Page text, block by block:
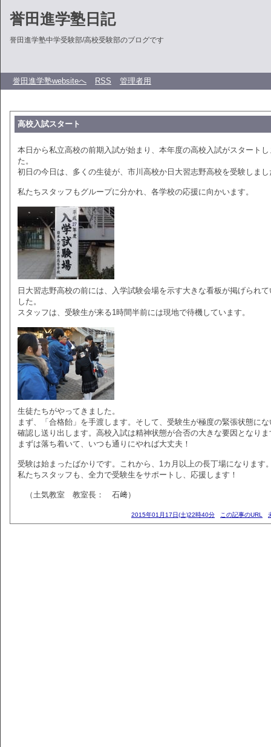
誉田進学塾日記
誉田進学塾中学受験部/高校受験部のブログです
誉田進学塾websiteへ RSS 管理者用
高校入試スタート
本日から私立高校の前期入試が始まり、本年度の高校入試がスタートし
た。
初日の今日は、多くの生徒が、市川高校か日大習志野高校を受験しまし
私たちスタッフもグループに分かれ、各学校の応援に向かいます。
日大習志野高校の前には、入学試験会場を示す大きな看板が掲げられて
した。
スタッフは、受験生が来る1時間半前には現地で待機しています。
生徒たちがやってきました。
まず、「合格飴」を手渡します。そして、受験生が極度の緊張状態にな
確認し送り出します。高校入試は精神状態が合否の大きな要因となりま
まずは落ち着いて、いつも通りにやれば大丈夫！
受験は始まったばかりです。これから、1カ月以上の長丁場になります
私たちスタッフも、全力で受験生をサポートし、応援します！
（土気教室 教室長： 石﨑）
2015年01月17日(土)22時40分 この記事のURL